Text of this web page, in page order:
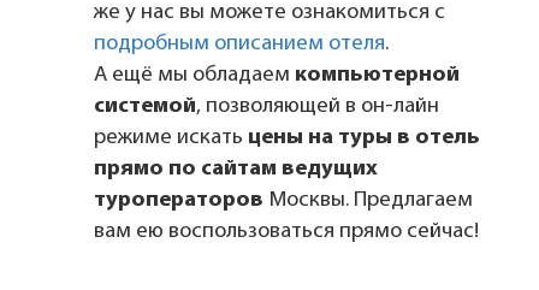
же у нас вы можете ознакомиться с
подробным описанием отеля.
А ещё мы обладаем компьютерной
системой, позволяющей в он-лайн
режиме искать цены на туры в отель
прямо по сайтам ведущих
туроператоров Москвы. Предлагаем
вам ею воспользоваться прямо сейчас!